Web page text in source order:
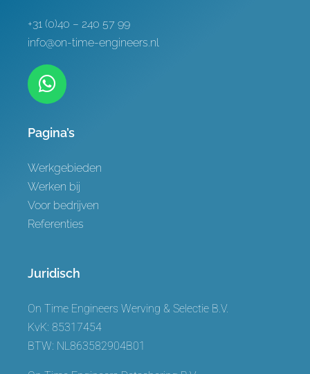
+31 (0)40 – 240 57 99
info@on-time-engineers.nl
Pagina’s
Werkgebieden
Werken bij
Voor bedrijven
Referenties
Juridisch
On Time Engineers Werving & Selectie B.V.
KvK: 85317454
BTW: NL863582904B01